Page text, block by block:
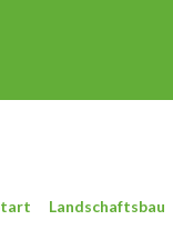
Landschaftsbau